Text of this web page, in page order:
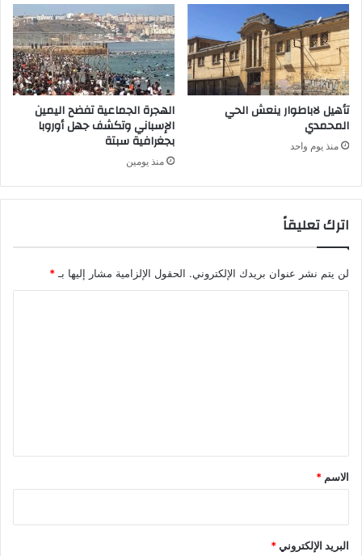
تأهيل لاباطوار ينعش الحي
المحمدي
منذ يوم واحد
الهجرة الجماعية تفضح اليمين
الإسباني وتكشف جهل أوروبا
بجغرافية سبتة
منذ يومين
اترك تعليقاً
لن يتم نشر عنوان بريدك الإلكتروني. الحقول الإلزامية مشار إليها بـ *
*
الاسم *
البريد الإلكتروني*